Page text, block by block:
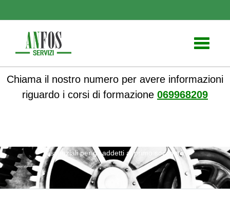
Toggle
Chiama il nostro numero per avere informazioni
riguardo i corsi di formazione 069968209
essenziali per gli addetti al primo soccorso